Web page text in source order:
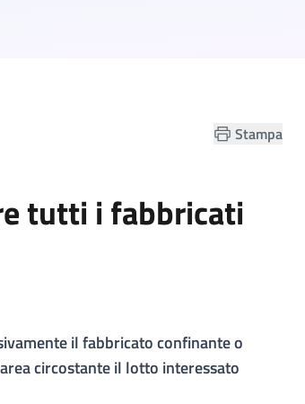
Stampa
tutti i fabbricati
il fabbricato confinante o
circostante il lotto interessato